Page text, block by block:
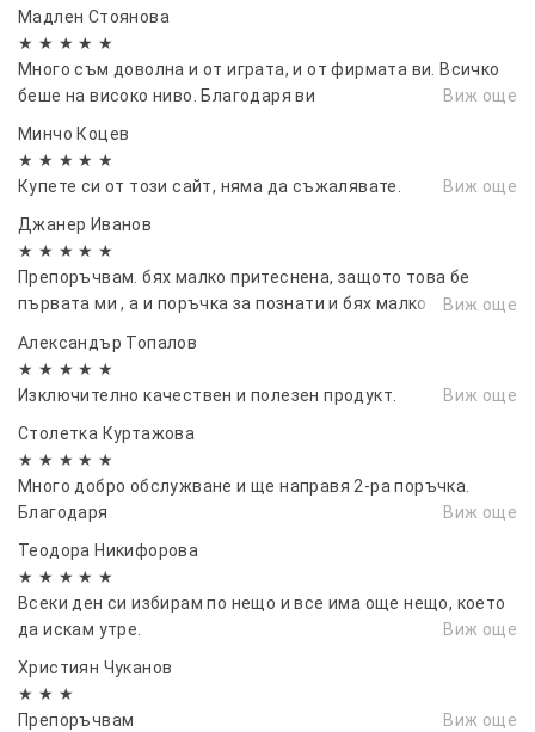
Мадлен Стоянова
★ ★ ★ ★ ★
Много съм доволна и от играта, и от фирмата ви. Всичко
беше на високо ниво. Благодаря ви
Виж още
Минчо Коцев
★ ★ ★ ★ ★
Купете си от този сайт, няма да съжалявате.
Виж още
Джанер Иванов
★ ★ ★ ★ ★
Препоръчвам. бях малко притеснена, защото това бе
първата ми , а и поръчка за познати и бях малко
се възползвам...
Виж още
Александър Топалов
★ ★ ★ ★ ★
Изключително качествен и полезен продукт.
Виж още
Столетка Куртажова
★ ★ ★ ★ ★
Много добро обслужване и ще направя 2-ра поръчка.
Благодаря
Виж още
Теодора Никифорова
★ ★ ★ ★ ★
Всеки ден си избирам по нещо и все има още нещо, което
да искам утре.
Виж още
Християн Чуканов
★ ★ ★
Препоръчвам
Виж още